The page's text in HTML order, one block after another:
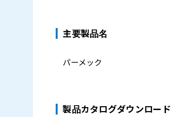
主要製品名
パーメック
製品カタログダウンロード